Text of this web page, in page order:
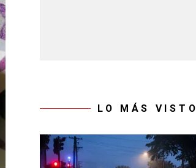
LO MÁS VISTO